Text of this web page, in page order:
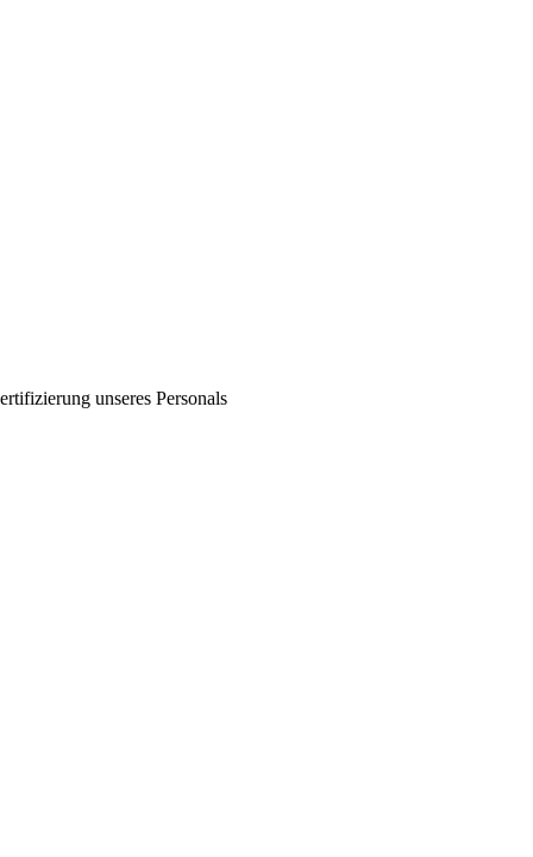
unseres Personals